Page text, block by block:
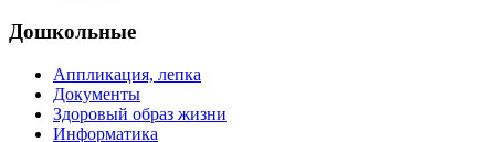
Дошкольные
Аппликация, лепка
Документы
Здоровый образ жизни
Информатика